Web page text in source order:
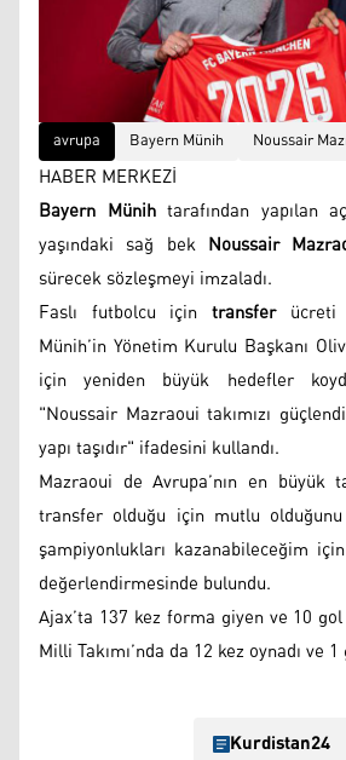
avrupa Bayern Münih Noussair
HABER MERKEZİ
Bayern Münihtarafından yapılan
yaşındaki sağ bek Noussair
sürecek sözleşmeyi imzaladı.
Faslı futbolcu için transferücreti
Münih’in Yönetim Kurulu Başkanı
için yeniden büyük hedefler
"Noussair Mazraoui takımızı
yapı taşıdır" ifadesini kullandı.
Mazraoui de Avrupa’nın en büyük
transfer olduğu için mutlu
şampiyonlukları kazanabileceğim
değerlendirmesinde bulundu.
Ajax’ta 137 kez forma giyen ve 10
Milli Takımı’nda da 12 kez oynadı ve
Kurdistan24